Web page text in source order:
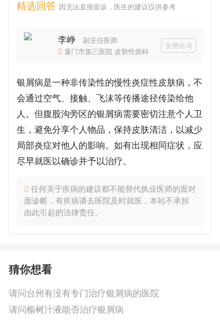
精选回答 因无法直接面诊，医生的建议仅供参考
李峥
副主任医师
厦门市第三医院 皮肤性病科
免费咨询
银屑病是一种非传染性的慢性炎症性皮肤病，不
会通过空气、接触、飞沫等传播途径传染给他
人。但腹股沟旁区的银屑病需要密切注意个人卫
生，避免分享个人物品，保持皮肤清洁，以减少
局部炎症对他人的影响。如有出现相同症状，应
尽早就医以确诊并予以治疗。
任何关于疾病的建议都不能替代执业医师的面对
面诊断，有疾病请去医院及时就医，本站不承担
由此引起的法律责任。
猜你想看
请问台州有没有专门治疗银屑病的医院
请问榆树汁液能否治疗银屑病